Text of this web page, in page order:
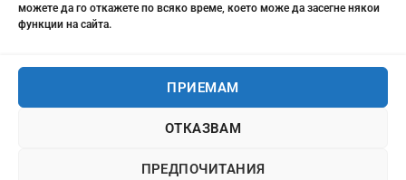
можете да го откажете по всяко време, което може да засегне някои
функции на сайта.
ПРИЕМАМ
ОТКАЗВАМ
ПРЕДПОЧИТАНИЯ
office@maxair-bg.com
Понеделник - Петък от
Всички права запазени 2026 ©maxair-bg.com